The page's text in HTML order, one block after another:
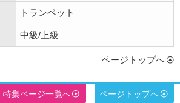
トランペット
中級/上級
ページトップへ
特集ページ一覧へ ページトップへ